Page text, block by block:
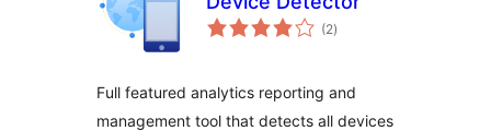
(2ຄະແນນ
ທັງໝົດ
)
Full featured analytics reporting and
management tool that detects all devices